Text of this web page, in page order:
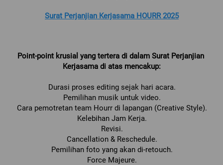
Surat Perjanjian Kerjasama HOURR 2025
Point-point krusial yang tertera di dalam Surat Perjanjian
Kerjasama di atas mencakup:
Durasi proses editing sejak hari acara.
Pemilihan musik untuk video.
Cara pemotretan team Hourr di lapangan (Creative Style).
Kelebihan Jam Kerja.
Revisi.
Cancellation & Reschedule.
Pemilihan foto yang akan di-retouch.
Force Majeure.